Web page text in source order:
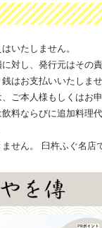
いたしません。
対し、発行元はその
はお支払いいたしませ
ご本人様もしくはお
料ならびに追加料理
せん。 臼杵ふぐ名店